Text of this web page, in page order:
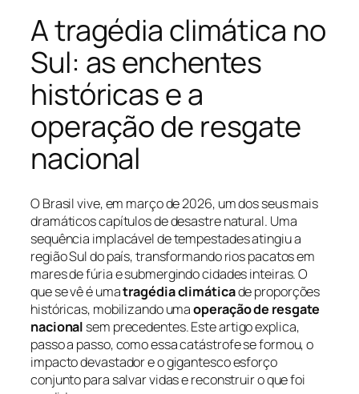
A tragédia climática no
Sul: as enchentes
históricas e a
operação de resgate
nacional
O Brasil vive, em março de 2026, um dos seus mais
dramáticos capítulos de desastre natural. Uma
sequência implacável de tempestades atingiu a
região Sul do país, transformando rios pacatos em
mares de fúria e submergindo cidades inteiras. O
que se vê é umatragédia climáticade proporções
históricas, mobilizando umaoperação de resgate
nacional sem precedentes. Este artigo explica,
passo a passo, como essa catástrofe se formou, o
impacto devastador e o gigantesco esforço
conjunto para salvar vidas e reconstruir o que foi